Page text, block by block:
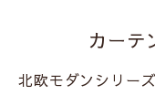
カーテ
北欧モダンシリー